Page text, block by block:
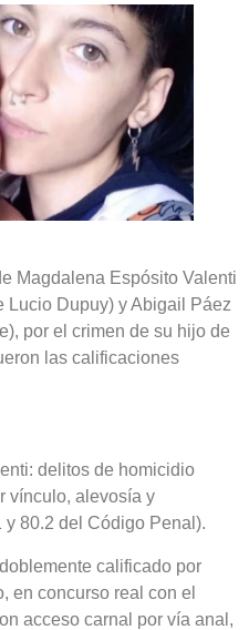
Magdalena Espósito Valenti
Lucio Dupuy) y Abigail Páez
por el crimen de su hijo de
las calificaciones
delitos de homicidio
vínculo, alevosía y
y 80.2 del Código Penal).
calificado por
en concurso real con el
acceso carnal por vía anal,